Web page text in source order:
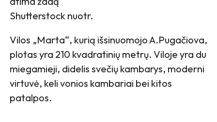
Shutterstock nuotr.
Vilos „Marta“, kurią išsinuomojo A.Pugačiova,
plotas yra 210 kvadratinių metrų. Viloje yra du
miegamieji, didelis svečių kambarys, moderni
virtuvė, keli vonios kambariai bei kitos
patalpos.